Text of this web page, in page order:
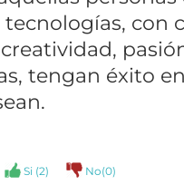
tecnologías, con
tengan éxito
Si (2) No(0)